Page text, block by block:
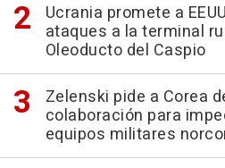
Ucrania promete a
ataques a la terminal
Oleoducto del Caspio
Zelenski pide a Corea
colaboración para
equipos militares